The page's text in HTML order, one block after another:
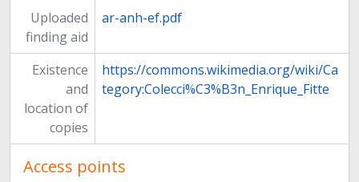
Uploaded
finding aid
ar-anh-ef.pdf
Existence
and
location of
copies
https://commons.wikimedia.org/wiki/Ca
tegory:Colecci%C3%B3n_Enrique_Fitte
Access points